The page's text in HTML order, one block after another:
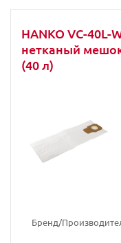
HANKO VC-
нетканый
(40 л)
Бренд/